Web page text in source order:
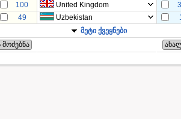
100 United Kingdom
49 Uzbekistan
მეტი ქვეყნები